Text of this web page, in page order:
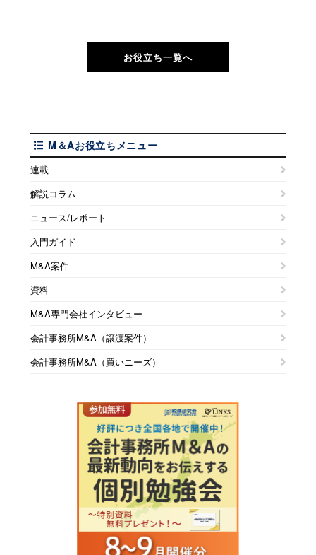
お役立ち一覧へ
M＆Aお役立ちメニュー
連載
解説コラム
ニュース/レポート
入門ガイド
M&A案件
資料
M&A専門会社インタビュー
会計事務所M&A（譲渡案件）
会計事務所M&A（買いニーズ）